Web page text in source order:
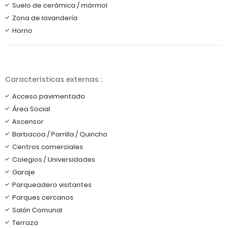
Suelo de cerámica / mármol
Zona de lavandería
Horno
Características externas :
Acceso pavimentado
Área Social
Ascensor
Barbacoa / Parrilla / Quincho
Centros comerciales
Colegios / Universidades
Garaje
Parqueadero visitantes
Parques cercanos
Salón Comunal
Terraza